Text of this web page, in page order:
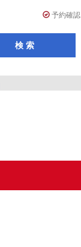
予約確認